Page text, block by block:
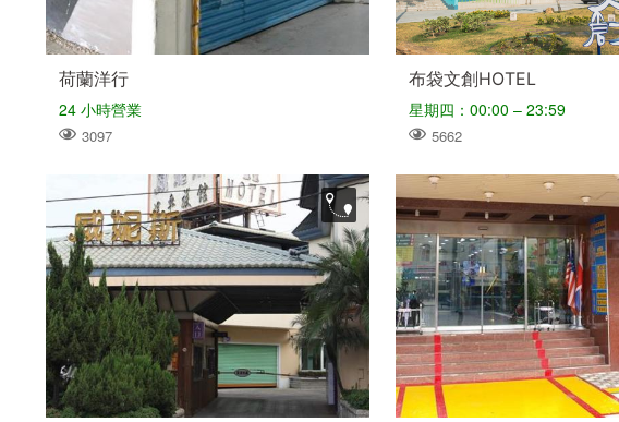
荷蘭洋行
24 小時營業
3097
布袋文創HOTEL
星期四：00:00 – 23:59
5662